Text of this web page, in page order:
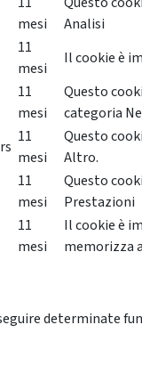
mesi
Analisi
11
mesi
Il cookie è
11
mesi
Questo
categoria
11
mesi
Questo
Altro.
11
mesi
Questo
Prestazioni
11
mesi
Il cookie è
memorizza
determinate